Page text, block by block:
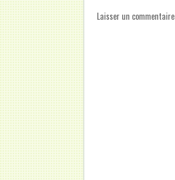
Laisser un commentaire